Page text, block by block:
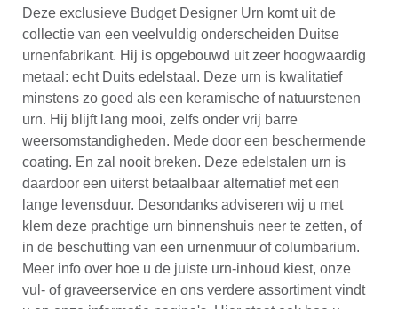
Deze exclusieve Budget Designer Urn komt uit de
collectie van een veelvuldig onderscheiden Duitse
urnenfabrikant. Hij is opgebouwd uit zeer hoogwaardig
metaal: echt Duits edelstaal. Deze urn is kwalitatief
minstens zo goed als een keramische of natuurstenen
urn. Hij blijft lang mooi, zelfs onder vrij barre
weersomstandigheden. Mede door een beschermende
coating. En zal nooit breken. Deze edelstalen urn is
daardoor een uiterst betaalbaar alternatief met een
lange levensduur. Desondanks adviseren wij u met
klem deze prachtige urn binnenshuis neer te zetten, of
in de beschutting van een urnenmuur of columbarium.
Meer info over hoe u de juiste urn-inhoud kiest, onze
vul- of graveerservice en ons verdere assortiment vindt